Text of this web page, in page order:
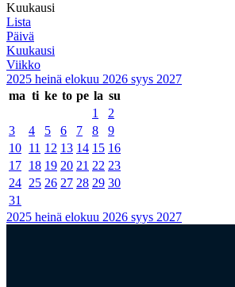
Kuukausi
Lista
Päivä
Kuukausi
Viikko
2025 heinä elokuu 2026 syys 2027
ma ti ke to pe la su
1
2
3
4 5 6 7 8
9
10 11 12 13 14 15 16
17 18 19 20 21 22 23
24 25 26 27 28 29 30
31
2025 heinä elokuu 2026 syys 2027